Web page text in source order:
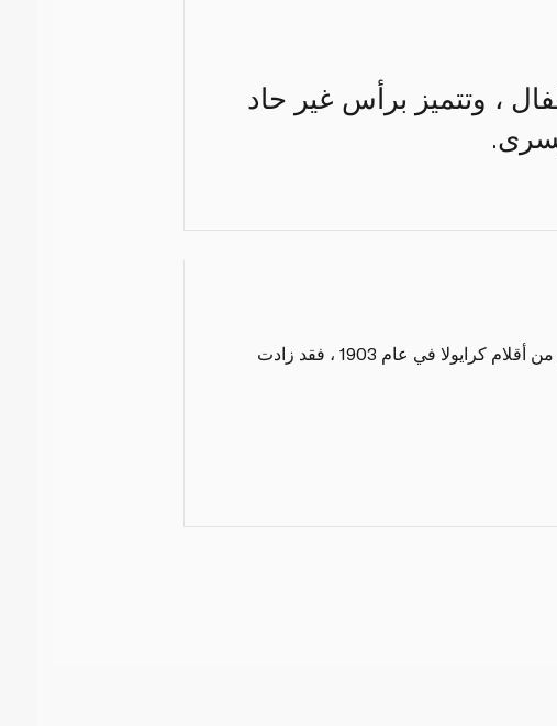
، وتتميز برأس غير حاد
مرادف للفنون والحرف اليدوية ، تشتهر كرايولا بمنتجاتها الإبداعية. منذ أن تم تصنيع الصندوق الأول من أقلام كرايولا في عام 1903 ، فقد زادت